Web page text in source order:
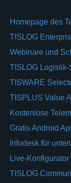
Homepage des
TISLOG
Webinare und
TISLOG Logistik-
TISWARE
TISPLUS Value
Kostenlose
Gratis Android
Infodesk für
Live-Konfigurator
TISLOG